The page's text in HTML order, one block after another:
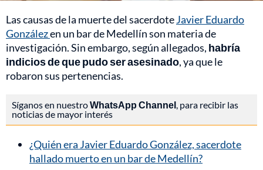
Las causas de la muerte del sacerdoteJavier Eduardo
Gonzálezen un bar de Medellín son materia de
investigación. Sin embargo, según allegados, habría
indicios de que pudo ser asesinado, ya que le
robaron sus pertenencias.
Síganos en nuestroWhatsApp Channel , para recibir las
noticias de mayor interés
¿Quién era Javier Eduardo González, sacerdote
hallado muerto en un bar de Medellín?